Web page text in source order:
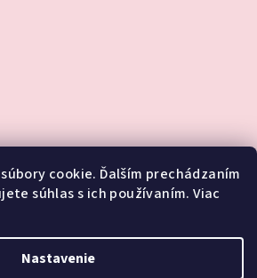
cookie. Ďalším prechádzaním
súhlas s ich používaním. Viac
Nastavenie
na Instagrame